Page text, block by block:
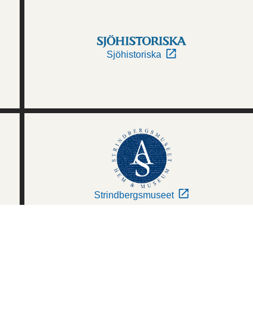
Sjöhistoriska
Strindbergsmuseet